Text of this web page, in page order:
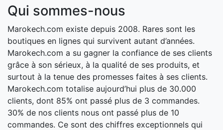
Qui sommes-nous
Marokech.com existe depuis 2008. Rares sont les
boutiques en lignes qui survivent autant d’années.
Marokech.com a su gagner la confiance de ses clients
grâce à son sérieux, à la qualité de ses produits, et
surtout à la tenue des promesses faites à ses clients.
Marokech.com totalise aujourd’hui plus de 30.000
clients, dont 85% ont passé plus de 3 commandes.
30% de nos clients nous ont passé plus de 10
commandes. Ce sont des chiffres exceptionnels qui